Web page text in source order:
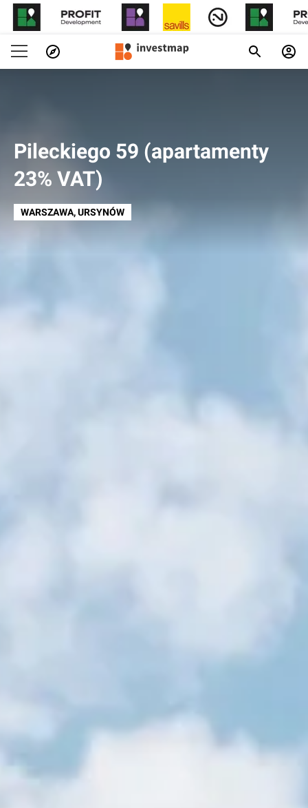
Pileckiego 59 (apartamenty
23% VAT)
WARSZAWA, URSYNÓW